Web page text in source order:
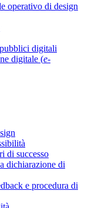
operativo di design
digitali
digitale (e-
di successo
dichiarazione di
e procedura di